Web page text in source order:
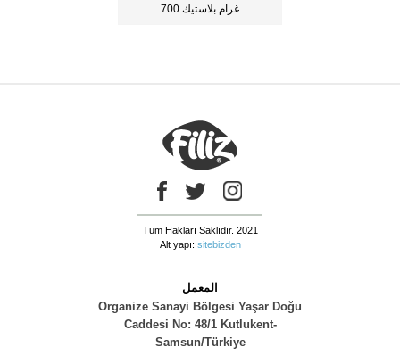
700 غرام بلاستيك
Tüm Hakları Saklıdır. 2021
Alt yapı: sitebizden
المعمل
Organize Sanayi Bölgesi Yaşar Doğu
Caddesi No: 48/1 Kutlukent-
Samsun/Türkiye